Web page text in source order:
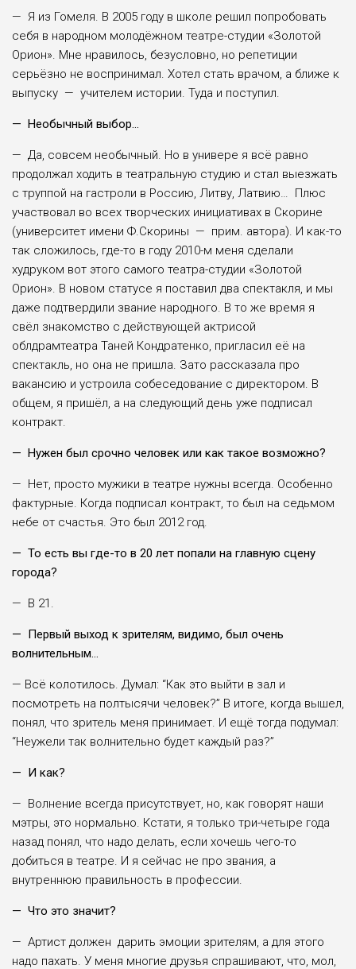
— Я из Гомеля. В 2005 году в школе решил попробовать
себя в народном молодёжном театре-студии «Золотой
Орион». Мне нравилось, безусловно, но репетиции
серьёзно не воспринимал. Хотел стать врачом, а ближе к
выпуску — учителем истории. Туда и поступил.
— Необычный выбор…
— Да, совсем необычный. Но в универе я всё равно
продолжал ходить в театральную студию и стал выезжать
с труппой на гастроли в Россию, Литву, Латвию… Плюс
участвовал во всех творческих инициативах в Скорине
(университет имени Ф.Скорины — прим. автора). И как-то
так сложилось, где-то в году 2010-м меня сделали
худруком вот этого самого театра-студии «Золотой
Орион». В новом статусе я поставил два спектакля, и мы
даже подтвердили звание народного. В то же время я
свёл знакомство с действующей актрисой
облдрамтеатра Таней Кондратенко, пригласил её на
спектакль, но она не пришла. Зато рассказала про
вакансию и устроила собеседование с директором. В
общем, я пришёл, а на следующий день уже подписал
контракт.
— Нужен был срочно человек или как такое возможно?
— Нет, просто мужики в театре нужны всегда. Особенно
фактурные. Когда подписал контракт, то был на седьмом
небе от счастья. Это был 2012 год.
— То есть вы где-то в 20 лет попали на главную сцену
города?
— В 21.
— Первый выход к зрителям, видимо, был очень
волнительным…
— Всё колотилось. Думал: “Как это выйти в зал и
посмотреть на полтысячи человек?” В итоге, когда вышел,
понял, что зритель меня принимает. И ещё тогда подумал:
“Неужели так волнительно будет каждый раз?”
— И как?
— Волнение всегда присутствует, но, как говорят наши
мэтры, это нормально. Кстати, я только три-четыре года
назад понял, что надо делать, если хочешь чего-то
добиться в театре. И я сейчас не про звания, а
внутреннюю правильность в профессии.
— Что это значит?
— Артист должен дарить эмоции зрителям, а для этого
надо пахать. У меня многие друзья спрашивают, что, мол,